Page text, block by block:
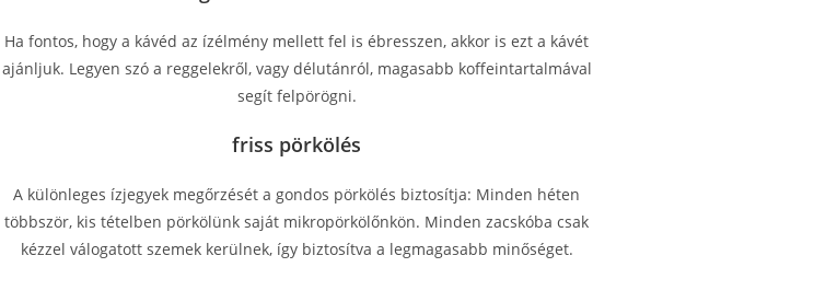
Ha fontos, hogy a kávéd az ízélmény mellett fel is ébresszen, akkor is ezt a kávét
ajánljuk. Legyen szó a reggelekről, vagy délutánról, magasabb koffeintartalmával
segít felpörögni.
friss pörkölés
A különleges ízjegyek megőrzését a gondos pörkölés biztosítja: Minden héten
többször, kis tételben pörkölünk saját mikropörkölőnkön. Minden zacskóba csak
kézzel válogatott szemek kerülnek, így biztosítva a legmagasabb minőséget.